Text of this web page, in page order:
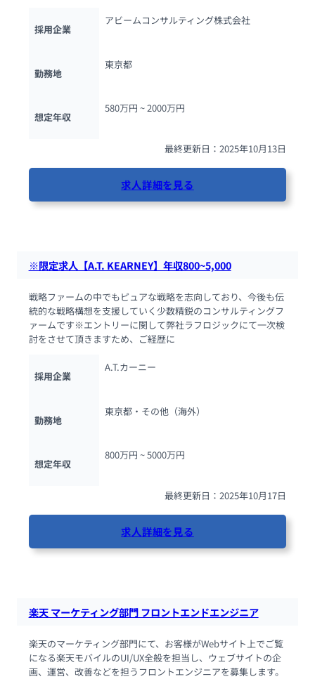
採用企業
アビームコンサルティング株式会社
勤務地
東京都
想定年収
580万円 ~ 2000万円
最終更新日：2025年10月13日
求人詳細を見る
※限定求人【A.T. KEARNEY】年収800~5,000
戦略ファームの中でもピュアな戦略を志向しており、今後も伝
統的な戦略構想を支援していく少数精鋭のコンサルティングフ
ァームです※エントリーに関して弊社ラフロジックにて一次検
討をさせて頂きますため、ご経歴に
採用企業
A.T.カーニー
勤務地
東京都・その他（海外）
想定年収
800万円 ~ 5000万円
最終更新日：2025年10月17日
求人詳細を見る
楽天 マーケティング部門 フロントエンドエンジニア
楽天のマーケティング部門にて、お客様がWebサイト上でご覧
になる楽天モバイルのUI/UX全般を担当し、ウェブサイトの企
画、運営、改善などを担うフロントエンジニアを募集します。